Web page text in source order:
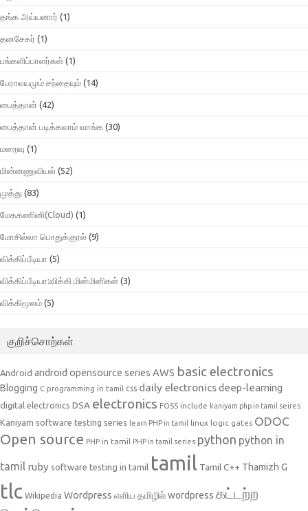
தங்க அய்யனார் (1)
தனசேகர் (1)
பங்களிப்பாளர்கள் (1)
பேராலயமும் சந்தையும் (14)
பைத்தான் (42)
பைத்தான் படிக்கலாம் வாங்க (30)
மறைவு (1)
மின்னணுவியல் (52)
முத்து (83)
மேககணினி(Cloud) (1)
மோசில்லா பொதுக்குரல் (9)
விக்கிப்பீடியா (5)
விக்கிப்பீடியா:விக்கி மின்மினிகள் (3)
விக்கிமூலம் (5)
குறிச்சொற்கள்
Android android opensource series AWS basic electronics
Blogging C programming in tamil css daily electronicsdeep-learning
digital electronics DSA electronics FOSS include kaniyam php in tamil seires
Kaniyam software testing series learn PHP in tamil linux logic gates ODOC
Open source PHP in tamil PHP in tamil series python python in
tamil ruby software testing in tamil tamil Tamil C++ Thamizh G
tlc Wikipedia Wordpress எளிய தமிழில் wordpress கட்டற்ற